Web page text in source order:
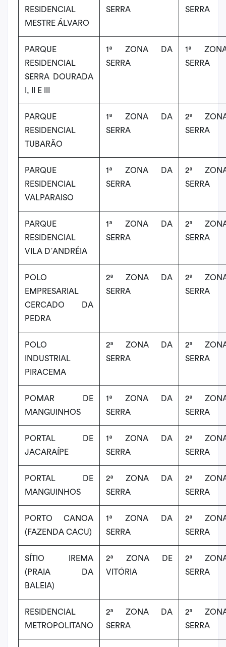
RESIDENCIAL
MESTRE ÁLVARO
SERRA SERRA
PARQUE
RESIDENCIAL
SERRA DOURADA
I, II E III
1ª ZONA DA
SERRA
1ª
SERRA
PARQUE
RESIDENCIAL
TUBARÃO
1ª ZONA DA
SERRA
2ª
SERRA
PARQUE
RESIDENCIAL
VALPARAISO
1ª ZONA DA
SERRA
2ª
SERRA
PARQUE
RESIDENCIAL
VILA D´ANDRÉIA
1ª ZONA DA
SERRA
2ª
SERRA
POLO
EMPRESARIAL
CERCADO DA
PEDRA
2ª ZONA DA
SERRA
2ª
SERRA
POLO
INDUSTRIAL
PIRACEMA
2ª ZONA DA
SERRA
2ª
SERRA
POMAR DE
MANGUINHOS
1ª ZONA DA
SERRA
2ª
SERRA
PORTAL DE
JACARAÍPE
1ª ZONA DA
SERRA
2ª
SERRA
PORTAL DE
MANGUINHOS
2ª ZONA DA
SERRA
2ª
SERRA
PORTO CANOA
(FAZENDA CACU)
1ª ZONA DA
SERRA
2ª
SERRA
SÍTIO IREMA
(PRAIA DA
BALEIA)
2ª ZONA DE
VITÓRIA
2ª
SERRA
RESIDENCIAL
METROPOLITANO
2ª ZONA DA
SERRA
2ª
SERRA